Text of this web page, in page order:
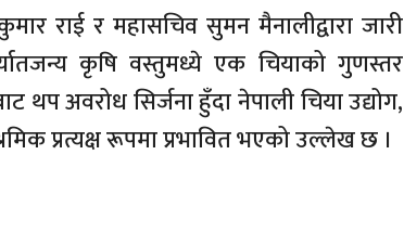
राई र महासचिव सुमन मैनालीद्वारा जारी
कृषि वस्तुमध्ये एक चियाको गुणस्तर
थप अवरोध सिर्जना हुँदा नेपाली चिया उद्योग,
प्रत्यक्ष रूपमा प्रभावित भएको उल्लेख छ ।